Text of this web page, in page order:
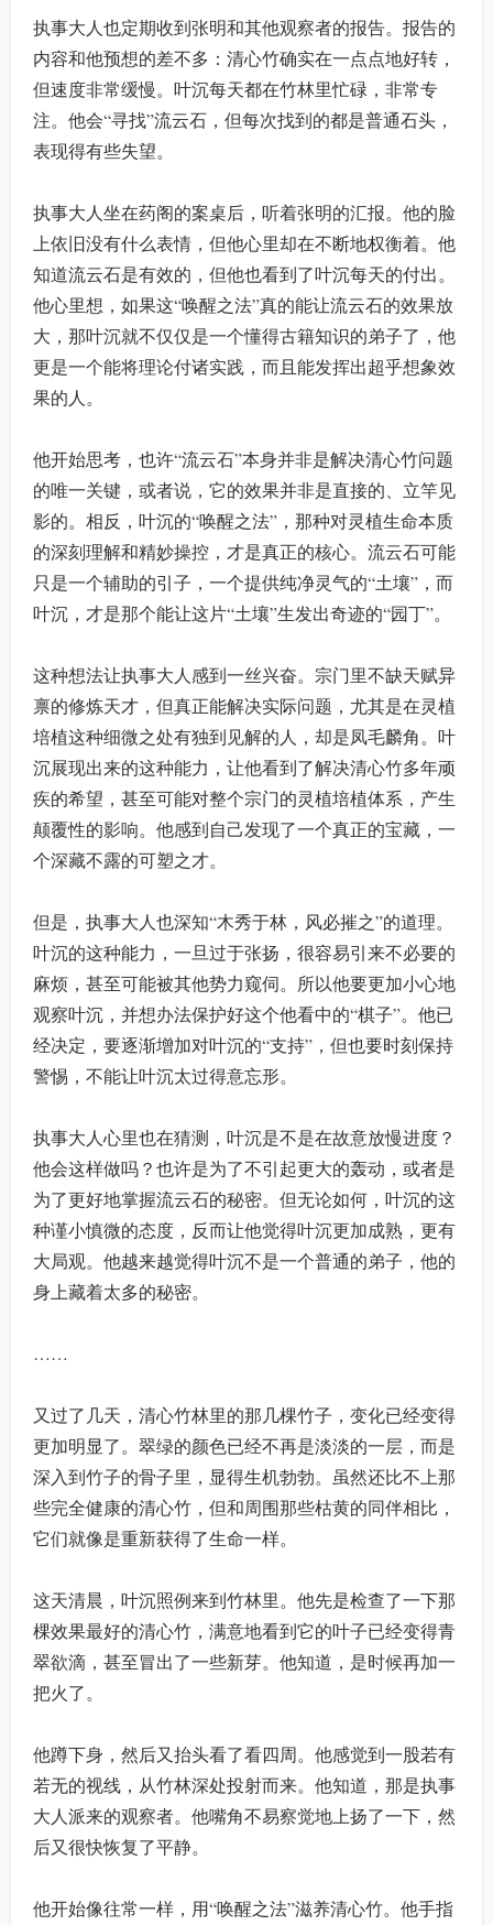
执事大人也定期收到张明和其他观察者的报告。报告的
内容和他预想的差不多：清心竹确实在一点点地好转，
但速度非常缓慢。叶沉每天都在竹林里忙碌，非常专
注。他会“寻找”流云石，但每次找到的都是普通石头，
表现得有些失望。
执事大人坐在药阁的案桌后，听着张明的汇报。他的脸
上依旧没有什么表情，但他心里却在不断地权衡着。他
知道流云石是有效的，但他也看到了叶沉每天的付出。
他心里想，如果这“唤醒之法”真的能让流云石的效果放
大，那叶沉就不仅仅是一个懂得古籍知识的弟子了，他
更是一个能将理论付诸实践，而且能发挥出超乎想象效
果的人。
他开始思考，也许“流云石”本身并非是解决清心竹问题
的唯一关键，或者说，它的效果并非是直接的、立竿见
影的。相反，叶沉的“唤醒之法”，那种对灵植生命本质
的深刻理解和精妙操控，才是真正的核心。流云石可能
只是一个辅助的引子，一个提供纯净灵气的“土壤”，而
叶沉，才是那个能让这片“土壤”生发出奇迹的“园丁”。
这种想法让执事大人感到一丝兴奋。宗门里不缺天赋异
禀的修炼天才，但真正能解决实际问题，尤其是在灵植
培植这种细微之处有独到见解的人，却是凤毛麟角。叶
沉展现出来的这种能力，让他看到了解决清心竹多年顽
疾的希望，甚至可能对整个宗门的灵植培植体系，产生
颠覆性的影响。他感到自己发现了一个真正的宝藏，一
个深藏不露的可塑之才。
但是，执事大人也深知“木秀于林，风必摧之”的道理。
叶沉的这种能力，一旦过于张扬，很容易引来不必要的
麻烦，甚至可能被其他势力窥伺。所以他要更加小心地
观察叶沉，并想办法保护好这个他看中的“棋子”。他已
经决定，要逐渐增加对叶沉的“支持”，但也要时刻保持
警惕，不能让叶沉太过得意忘形。
执事大人心里也在猜测，叶沉是不是在故意放慢进度？
他会这样做吗？也许是为了不引起更大的轰动，或者是
为了更好地掌握流云石的秘密。但无论如何，叶沉的这
种谨小慎微的态度，反而让他觉得叶沉更加成熟，更有
大局观。他越来越觉得叶沉不是一个普通的弟子，他的
身上藏着太多的秘密。
……
又过了几天，清心竹林里的那几棵竹子，变化已经变得
更加明显了。翠绿的颜色已经不再是淡淡的一层，而是
深入到竹子的骨子里，显得生机勃勃。虽然还比不上那
些完全健康的清心竹，但和周围那些枯黄的同伴相比，
它们就像是重新获得了生命一样。
这天清晨，叶沉照例来到竹林里。他先是检查了一下那
棵效果最好的清心竹，满意地看到它的叶子已经变得青
翠欲滴，甚至冒出了一些新芽。他知道，是时候再加一
把火了。
他蹲下身，然后又抬头看了看四周。他感觉到一股若有
若无的视线，从竹林深处投射而来。他知道，那是执事
大人派来的观察者。他嘴角不易察觉地上扬了一下，然
后又很快恢复了平静。
他开始像往常一样，用“唤醒之法”滋养清心竹。他手指